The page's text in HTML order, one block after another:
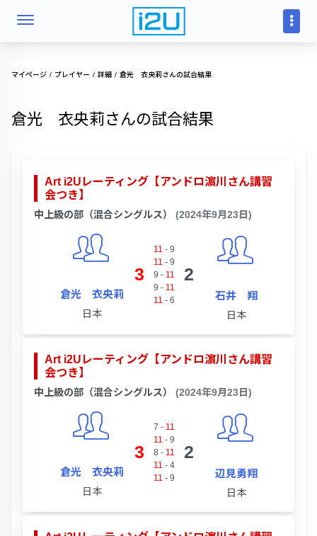
マイページ プレイヤー 詳細 倉光 衣央莉さんの試合結果
倉光 衣央莉さんの試合結果
Art i2Uレーティング【アンドロ濵川さん講習
会つき】
中上級の部（混合シングルス） (2024年9月23日)
倉光 衣央莉
日本
3
11 - 9
11 - 9
9 - 11
9 - 11
11 - 6
2
石井 翔
日本
Art i2Uレーティング【アンドロ濵川さん講習
会つき】
中上級の部（混合シングルス） (2024年9月23日)
倉光 衣央莉
日本
3
7 - 11
11 - 9
8 - 11
11 - 4
11 - 9
2
辺見勇翔
日本